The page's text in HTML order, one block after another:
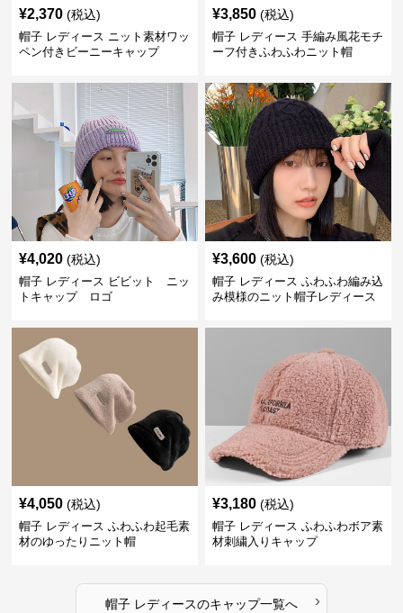
¥2,370 (税込)
帽子 レディース ニット素材ワッ
ペン付きビーニーキャップ
¥3,850 (税込)
帽子 レディース 手編み風花モチ
ーフ付きふわふわニット帽
¥4,020 (税込)
帽子 レディース ビビット ニッ
トキャップ ロゴ
¥3,600 (税込)
帽子 レディース ふわふわ編み込
み模様のニット帽子レディース
¥4,050 (税込)
帽子 レディース ふわふわ起毛素
材のゆったりニット帽
¥3,180 (税込)
帽子 レディース ふわふわボア素
材刺繍入りキャップ
帽子 レディースのキャップ一覧へ ›